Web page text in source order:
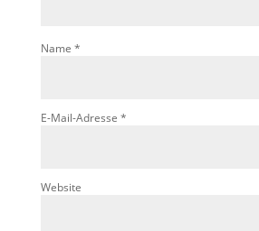
Name *
E-Mail-Adresse *
Website